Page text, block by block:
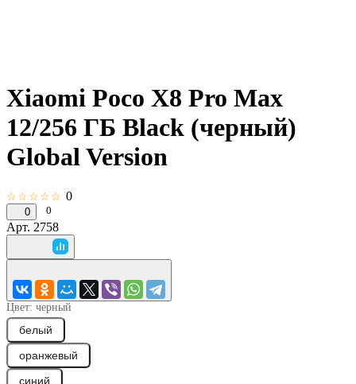
Xiaomi Poco X8 Pro Max
12/256 ГБ Black (черный)
Global Version
☆☆☆☆☆ 0
0 0
Арт. 2758
Цвет: черный
белый
оранжевый
синий